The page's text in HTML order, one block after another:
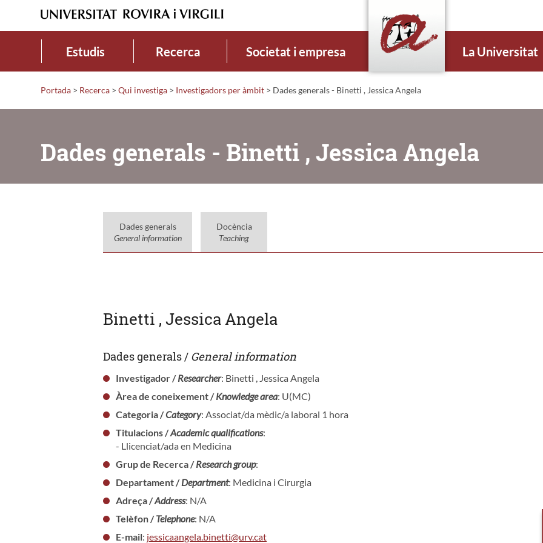
Estudis Recerca Societat i empresa La Universitat
Portada > Recerca > Qui investiga > Investigadors per àmbit > Dades generals - Binetti , Jessica Angela
Dades generals - Binetti , Jessica Angela
Dades generals
General information
Docència
Teaching
Binetti , Jessica Angela
Dades generals / General information
Investigador /Researcher: Binetti , Jessica Angela
Àrea de coneixement /Knowledge area: U(MC)
Categoria /Category: Associat/da mèdic/a laboral 1 hora
Titulacions /Academic qualifications:
- Llicenciat/ada en Medicina
Grup de Recerca /Research group:
Departament /Department: Medicina i Cirurgia
Adreça /Address: N/A
Telèfon /Telephone: N/A
E-mail: jessicaangela.binetti@urv.cat